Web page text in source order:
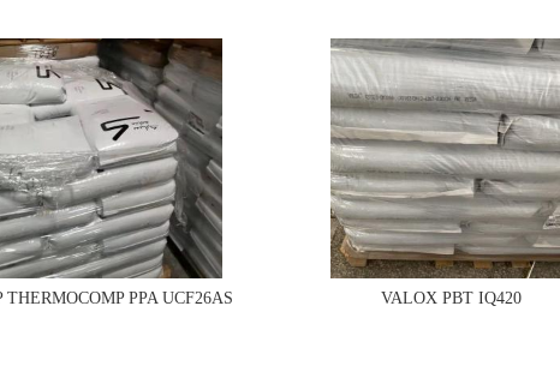
THERMOCOMP PPA UCF26AS VALOX PBT IQ420